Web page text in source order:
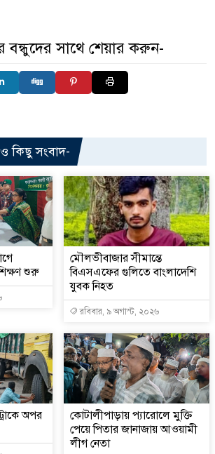
বন্ধুদের সাথে শেয়ার করুন-
কিছু সংবাদ-
শুরু
মৌলভীবাজার সীমান্তে
বিএসএফের গুলিতে বাংলাদেশি
যুবক নিহত
রবিবার, ৯ অগাস্ট, ২০২৬
অপর
কোটালীপাড়ায় প্যারোলে মুক্তি
পেয়ে পিতার জানাজায় আওয়ামী
লীগ নেতা